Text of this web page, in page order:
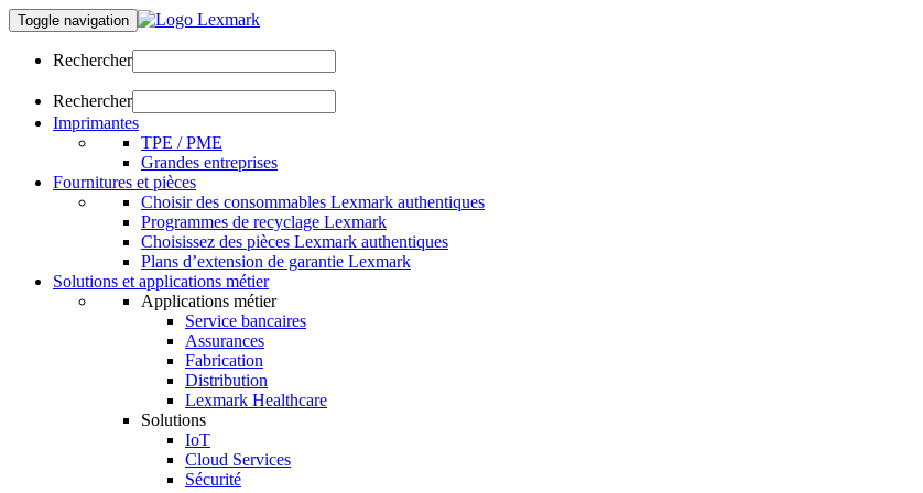
Toggle navigation
Rechercher
Rechercher
Imprimantes
TPE / PME
Grandes entreprises
Fournitures et pièces
Choisir des consommables Lexmark authentiques
Programmes de recyclage Lexmark
Choisissez des pièces Lexmark authentiques
Plans d’extension de garantie Lexmark
Solutions et applications métier
Applications métier
Service bancaires
Assurances
Fabrication
Distribution
Lexmark Healthcare
Solutions
IoT
Cloud Services
Sécurité